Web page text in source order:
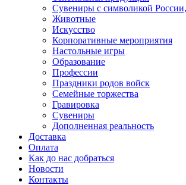
Сувениры с символикой
Животные
Искусство
Корпоративные мероприятия
Настольные игры
Образование
Профессии
Праздники родов войск
Семейные торжества
Гравировка
Сувениры
Дополненная реальность
Доставка
Оплата
Как до нас добраться
Новости
Контакты